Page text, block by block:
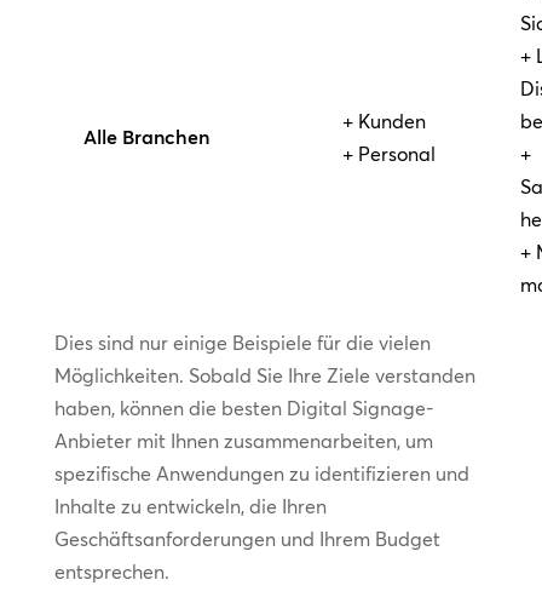
Alle Branchen
+ Kunden
+ Personal
+
+
+
Dies sind nur einige Beispiele für die vielen
Möglichkeiten. Sobald Sie Ihre Ziele verstanden
haben, können die besten Digital Signage-
Anbieter mit Ihnen zusammenarbeiten, um
spezifische Anwendungen zu identifizieren und
Inhalte zu entwickeln, die Ihren
Geschäftsanforderungen und Ihrem Budget
entsprechen.